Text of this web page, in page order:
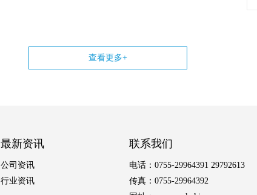
查看更多+
最新资讯
公司资讯
行业资讯
联系我们
电话：0755-29964391 29792613
传真：0755-29964392